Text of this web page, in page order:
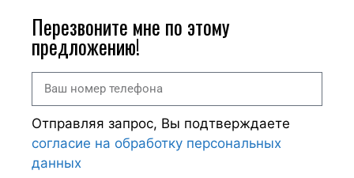
Перезвоните мне по этому
предложению!
Отправляя запрос, Вы подтверждаете
согласие на обработку персональных
данных